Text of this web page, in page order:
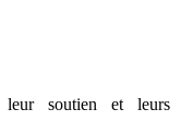
soutien et leurs